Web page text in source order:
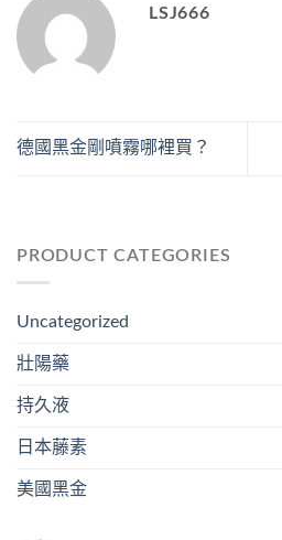
LSJ666
德國黑金剛噴霧哪裡買？
PRODUCT CATEGORIES
Uncategorized
壯陽藥
持久液
日本藤素
美國黑金